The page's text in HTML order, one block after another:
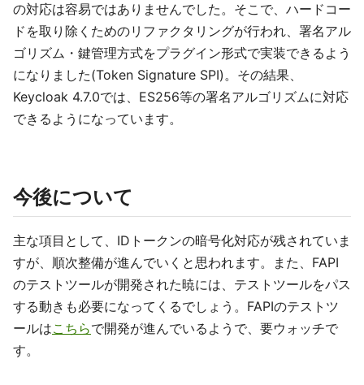
の対応は容易ではありませんでした。そこで、ハードコー
ドを取り除くためのリファクタリングが行われ、署名アル
ゴリズム・鍵管理方式をプラグイン形式で実装できるよう
になりました(Token Signature SPI)。その結果、
Keycloak 4.7.0では、ES256等の署名アルゴリズムに対応
できるようになっています。
今後について
主な項目として、IDトークンの暗号化対応が残されていま
すが、順次整備が進んでいくと思われます。また、FAPI
のテストツールが開発された暁には、テストツールをパス
する動きも必要になってくるでしょう。FAPIのテストツ
ールはこちらで開発が進んでいるようで、要ウォッチで
す。